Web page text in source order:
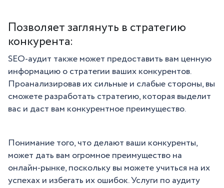
Позволяет заглянуть в стратегию
конкурента:
SEO-аудит также может предоставить вам ценную
информацию о стратегии ваших конкурентов.
Проанализировав их сильные и слабые стороны, вы
сможете разработать стратегию, которая выделит
вас и даст вам конкурентное преимущество.
Понимание того, что делают ваши конкуренты,
может дать вам огромное преимущество на
онлайн-рынке, поскольку вы можете учиться на их
успехах и избегать их ошибок. Услуги по аудиту